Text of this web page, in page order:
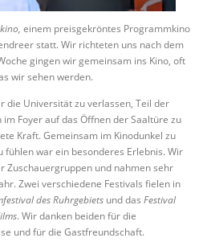
einem preisgekröntes Programmkino
statt. Wir richteten uns nach dem
gingen wir gemeinsam ins Kino, oft
wir sehen werden.
die Universität zu verlassen, Teil der
Foyer auf das Öffnen der Saaltüre zu
Kraft. Gemeinsam im Kinodunkel zu
fühlen war ein besonderes Erlebnis. Wir
Zuschauergruppen und nahmen sehr
Zwei verschiedene Festivals fielen in
des Ruhrgebiets und das Festival
. Wir danken beiden für die
und für die Gastfreundschaft.